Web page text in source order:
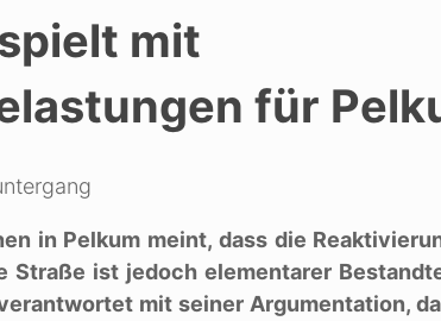
mit
für
in Pelkum meint, dass die
Straße ist jedoch elementarer
mit seiner Argumentation,